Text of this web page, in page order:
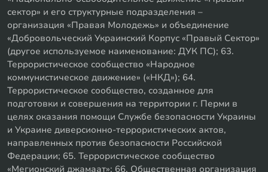
сектор» и его структурные подразделения –
организация «Правая Молодежь» и объединение
«Добровольческий Украинский Корпус «Правый Сектор»
(другое используемое наименование: ДУК ПС); 63.
Террористическое сообщество «Народное
коммунистическое движение» («НКД»); 64.
Террористическое сообщество, созданное для
подготовки и совершения на территории г. Перми в
целях оказания помощи Службе безопасности Украины
и Украине диверсионно-террористических актов,
направленных против безопасности Российской
Федерации; 65. Террористическое сообщество
«Мегионский джамаат»; 66. Общественная организация